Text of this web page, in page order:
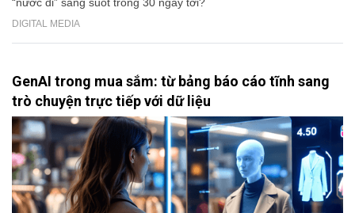
DIGITAL MEDIA
GenAI trong mua sắm: từ bảng báo cáo tĩnh sang
trò chuyện trực tiếp với dữ liệu